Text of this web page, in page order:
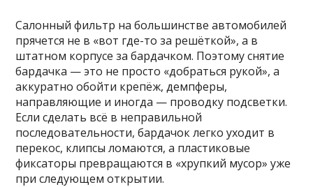
Салонный фильтр на большинстве автомобилей
прячется не в «вот где-то за решёткой», а в
штатном корпусе за бардачком. Поэтому снятие
бардачка — это не просто «добраться рукой», а
аккуратно обойти крепёж, демпферы,
направляющие и иногда — проводку подсветки.
Если сделать всё в неправильной
последовательности, бардачок легко уходит в
перекос, клипсы ломаются, а пластиковые
фиксаторы превращаются в «хрупкий мусор» уже
при следующем открытии.